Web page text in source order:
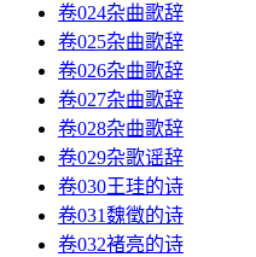
卷024杂曲歌辞
卷025杂曲歌辞
卷026杂曲歌辞
卷027杂曲歌辞
卷028杂曲歌辞
卷029杂歌谣辞
卷030王珪的诗
卷031魏徵的诗
卷032褚亮的诗